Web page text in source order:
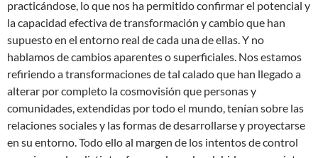
practicándose, lo que nos ha permitido confirmar el potencial y
la capacidad efectiva de transformación y cambio que han
supuesto en el entorno real de cada una de ellas. Y no
hablamos de cambios aparentes o superficiales. Nos estamos
refiriendo a transformaciones de tal calado que han llegado a
alterar por completo la cosmovisión que personas y
comunidades, extendidas por todo el mundo, tenían sobre las
relaciones sociales y las formas de desarrollarse y proyectarse
en su entorno. Todo ello al margen de los intentos de control